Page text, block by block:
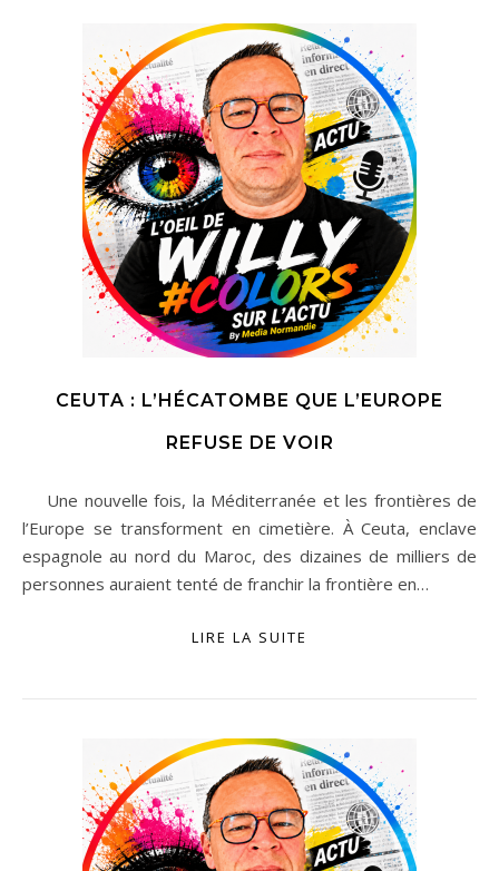
CEUTA : L’HÉCATOMBE QUE L’EUROPE
REFUSE DE VOIR
Une nouvelle fois, la Méditerranée et les frontières de
l’Europe se transforment en cimetière. À Ceuta, enclave
espagnole au nord du Maroc, des dizaines de milliers de
personnes auraient tenté de franchir la frontière en…
LIRE LA SUITE